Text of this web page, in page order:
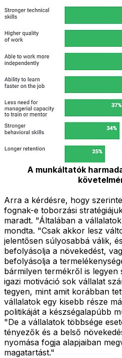
A munkáltatók
Arra a kérdésre, hogy
fognak-e toborzási
maradt. "Általában a
mondta. "Csak akkor lesz
jelentősen súlyosabbá válik,
befolyásolja a növekedést,
befolyásolja a
bármilyen termékről is legyen
igazi motiváció sok vállalat
tegyen, mint amit korábban
vállalatok egy kisebb része
politikáját a készségalapúbb
"De a vállalatok többsége
tényezők és a belső
nyomása fogja alapjaiban
magatartást."